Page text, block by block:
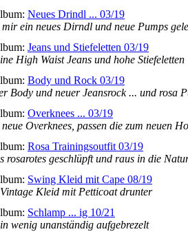
Neues Drindl ... 03/19
ein neues Dirndl und neue Pumps
Jeans und Stiefeletten 03/19
High Waist Jeans und hohe Stiefeletten
Body und Rock 03/19
Body und neuer Jeansrock ... und rosa
Overknees ... 03/19
Overknees, passen die zum neuen
Rosa Trainingsoutfit 03/19
rosarotes geschlüpft und raus in die
Swing Kleid mit Cape 08/19
Kleid mit Petticoat drunter
Schlamp ... ig 10/21
wenig unanständig aufgebrezelt